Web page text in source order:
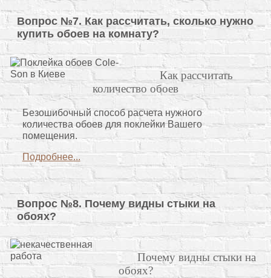
Вопрос №7. Как рассчитать, сколько нужно
купить обоев на комнату?
Как рассчитать
количество обоев
Безошибочный способ расчета нужного
количества обоев для поклейки Вашего
помещения.
Подробнее...
Вопрос №8. Почему видны стыки на
обоях?
Почему видны стыки на
обоях?